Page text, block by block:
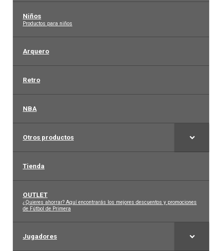
Niños
–
Productos para niños
Arquero
Retro
NBA
Otros productos
Tienda
OUTLET
–
¿Quieres ahorrar? Aquí encontrarás los mejores descuentos y promociones
de Fútbol de Primera
Jugadores